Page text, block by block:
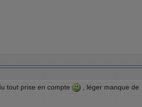
tout prise en compte
, léger manque de